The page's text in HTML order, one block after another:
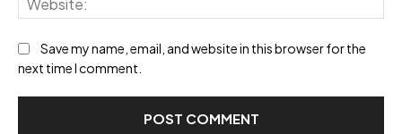
Save my name, email, and website in this browser for the
next time I comment.